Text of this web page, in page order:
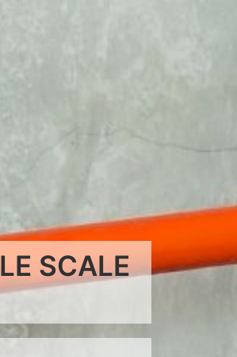
SCALE